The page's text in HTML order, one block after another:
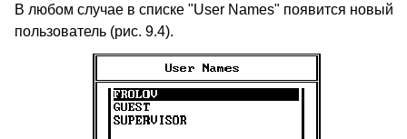
В любом случае в списке "User Names" появится новый
пользователь (рис. 9.4).